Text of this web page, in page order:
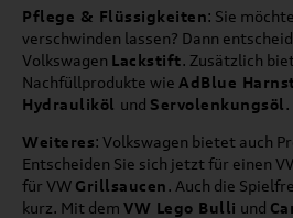
Pflege & Flüssigkeiten: Sie
verschwinden lassen? Dann
Volkswagen Lackstift. Zusätzlich
Nachfüllprodukte wie AdBlue
Hydrauliköl und Servolenkungsöl.
Weiteres: Volkswagen bietet auch
Entscheiden Sie sich jetzt für einen
für VW Grillsaucen. Auch die
kurz. Mit dem VW Lego Bulli und